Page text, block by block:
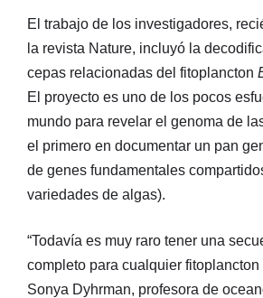
El trabajo de los investigadores,
la revista Nature, incluyó la
cepas relacionadas del fitoplancton
El proyecto es uno de los pocos
mundo para revelar el genoma de
el primero en documentar un pan
de genes fundamentales
variedades de algas).
“Todavía es muy raro tener una
completo para cualquier fitoplancton
Sonya Dyhrman, profesora de